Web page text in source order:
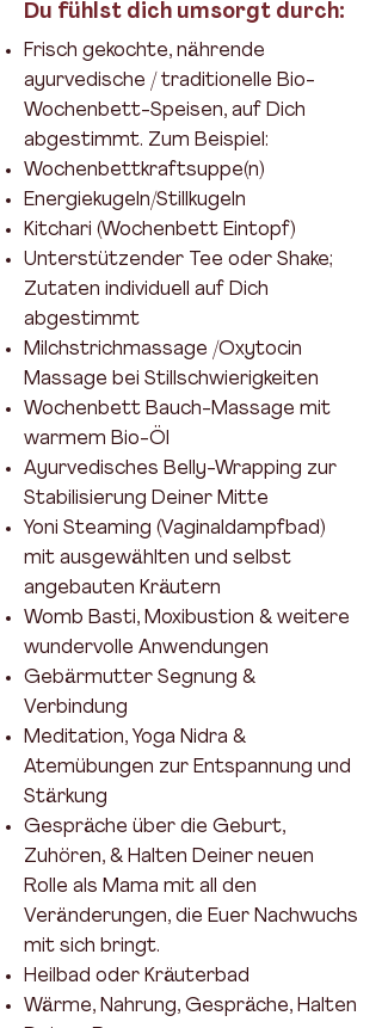
Du fühlst dich umsorgt durch:
Frisch gekochte, nährende
ayurvedische / traditionelle Bio-
Wochenbett-Speisen, auf Dich
abgestimmt. Zum Beispiel:
Wochenbettkraftsuppe(n)
Energiekugeln/Stillkugeln
Kitchari (Wochenbett Eintopf)
Unterstützender Tee oder Shake;
Zutaten individuell auf Dich
abgestimmt
Milchstrichmassage /Oxytocin
Massage bei Stillschwierigkeiten
Wochenbett Bauch-Massage mit
warmem Bio-Öl
Ayurvedisches Belly-Wrapping zur
Stabilisierung Deiner Mitte
Yoni Steaming (Vaginaldampfbad)
mit ausgewählten und selbst
angebauten Kräutern
Womb Basti, Moxibustion & weitere
wundervolle Anwendungen
Gebärmutter Segnung &
Verbindung
Meditation, Yoga Nidra &
Atemübungen zur Entspannung und
Stärkung
Gespräche über die Geburt,
Zuhören, & Halten Deiner neuen
Rolle als Mama mit all den
Veränderungen, die Euer Nachwuchs
mit sich bringt.
Heilbad oder Kräuterbad
Wärme, Nahrung, Gespräche, Halten